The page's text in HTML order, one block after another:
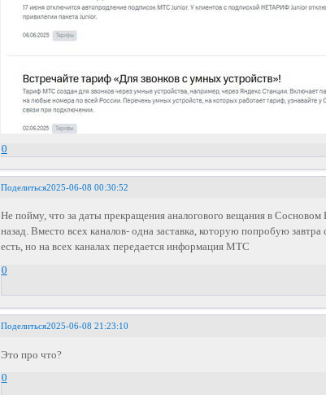
0
Поделиться2025-06-08 00:30:52
Не пойму, что за даты прекращения аналогового вещания в Сосновом
назад. Вместо всех каналов- одна заставка, которую попробую
есть, но на всех каналах передается информация МТС
0
Поделиться2025-06-08 21:23:10
Это про что?
0